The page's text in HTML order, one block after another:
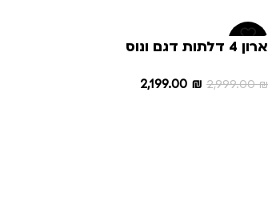
-27%
ארון 4 דלתות דגם ונוס
2,999.00₪
2,199.00 ₪